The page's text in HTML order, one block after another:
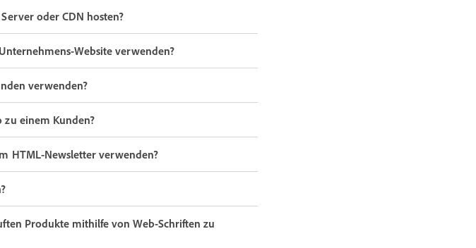
oder CDN hosten?
Website verwenden?
verwenden?
einem Kunden?
HTML-Newsletter verwenden?
Produkte mithilfe von Web-Schriften zu